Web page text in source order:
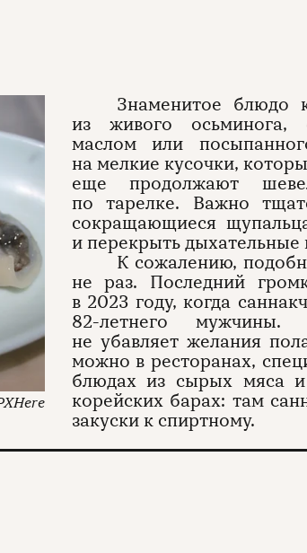
Знаменитое блюдо
из живого осьминога,
маслом или
на мелкие кусочки,
еще продолжают
по тарелке. Важно
сокращающиеся
и перекрыть дыхательные
К сожалению,
не раз. Последний
в 2023 году, когда
82-летнего
не убавляет желания
можно в ресторанах,
блюдах из сырых мяса
корейских барах: там
закуски к спиртному.